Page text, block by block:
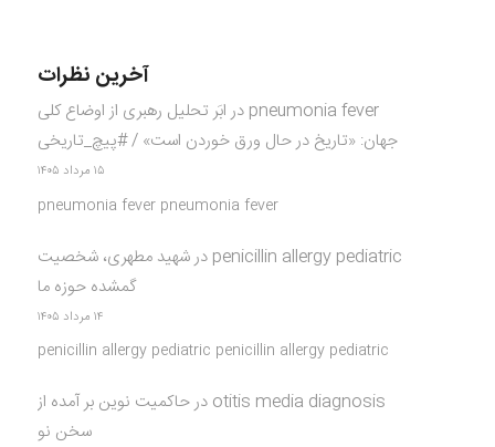
آخرین نظرات
pneumonia fever درابَر تحلیل رهبری از اوضاع کلی
جهان: «تاریخ در حال ورق خوردن است» / #پیچ_تاریخی
۱۵ مرداد ۱۴۰۵
pneumonia fever pneumonia fever
penicillin allergy pediatric درشهید مطهری، شخصیت
گمشده حوزه ما
۱۴ مرداد ۱۴۰۵
penicillin allergy pediatric penicillin allergy pediatric
otitis media diagnosis درحاکمیت نوین بر آمده از
سخن نو